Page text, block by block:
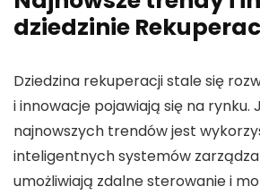
dziedzinie
Dziedzina rekuperacji stale się
i innowacje pojawiają się na rynku.
najnowszych trendów jest
inteligentnych systemów
umożliwiają zdalne sterowanie i